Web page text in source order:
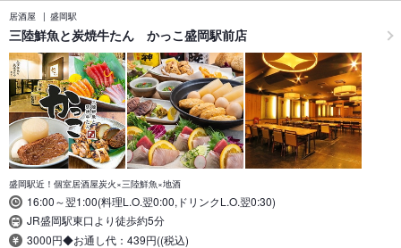
居酒屋 盛岡駅
三陸鮮魚と炭焼牛たん かっこ盛岡駅前店
盛岡駅近！個室居酒屋炭火×三陸鮮魚×地酒
16:00～翌1:00(料理L.O.翌0:00,ドリンクL.O.翌0:30)
JR盛岡駅東口より徒歩約5分
3000円◆お通し代：439円((税込)